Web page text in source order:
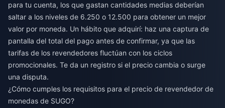
para tu cuenta, los que gastan cantidades medias deberían
saltar a los niveles de 6.250 o 12.500 para obtener un mejor
valor por moneda. Un hábito que adquirí: haz una captura de
pantalla del total del pago antes de confirmar, ya que las
tarifas de los revendedores fluctúan con los ciclos
promocionales. Te da un registro si el precio cambia o surge
una disputa.
¿Cómo cumples los requisitos para el precio de revendedor de
monedas de SUGO?